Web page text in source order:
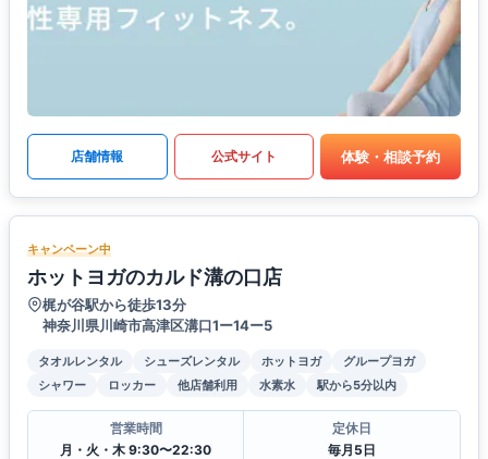
店舗情報 公式サイト 体験・相談予約
キャンペーン中
ホットヨガのカルド溝の口店
梶が谷駅から徒歩13分
神奈川県川崎市高津区溝口1ー14ー5
タオルレンタル シューズレンタル ホットヨガ
グループヨガ
シャワー
ロッカー 他店舗利用 水素水 駅から5分以内
営業時間
月・火・木 9:30〜22:30
定休日
毎月5日